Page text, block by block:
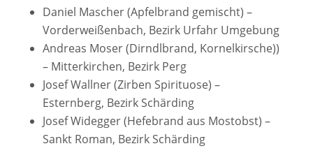
Daniel Mascher (Apfelbrand gemischt) –
Vorderweißenbach, Bezirk Urfahr Umgebung
Andreas Moser (Dirndlbrand, Kornelkirsche))
– Mitterkirchen, Bezirk Perg
Josef Wallner (Zirben Spirituose) –
Esternberg, Bezirk Schärding
Josef Widegger (Hefebrand aus Mostobst) –
Sankt Roman, Bezirk Schärding